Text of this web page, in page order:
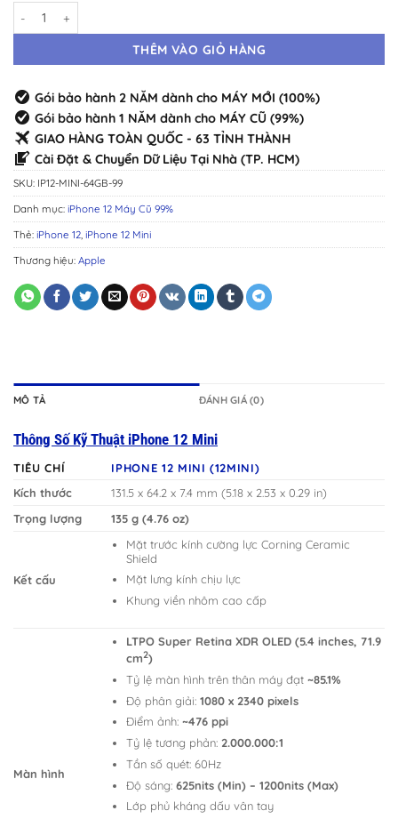
iPhone 12 Mini 64GB 99% · Máy Cũ Đẹp Như Mới số lượng
THÊM VÀO GIỎ HÀNG
Gói bảo hành 2 NĂM dành cho MÁY MỚI (100%)
Gói bảo hành 1 NĂM dành cho MÁY CŨ (99%)
GIAO HÀNG TOÀN QUỐC - 63 TỈNH THÀNH
Cài Đặt & Chuyển Dữ Liệu Tại Nhà (TP. HCM)
SKU: IP12-MINI-64GB-99
Danh mục: iPhone 12 Máy Cũ 99%
Thẻ: iPhone 12, iPhone 12 Mini
Thương hiệu: Apple
MÔ TẢ ĐÁNH GIÁ (0)
Thông Số Kỹ Thuật iPhone 12 Mini
TIÊU CHÍ
IPHONE 12 MINI (12MINI)
Kích thước
131.5 x 64.2 x 7.4 mm (5.18 x 2.53 x 0.29 in)
Trọng lượng
135 g (4.76 oz)
Kết cấu
Mặt trước kính cường lực Corning Ceramic
Shield
Mặt lưng kính chịu lực
Khung viền nhôm cao cấp
Màn hình
LTPO Super Retina XDR OLED (5.4 inches, 71.9
cm2)
Tỷ lệ màn hình trên thân máy đạt~85.1%
Độ phân giải:1080 x 2340 pixels
Điểm ảnh:~476 ppi
Tỷ lệ tương phản:2.000.000:1
Tần số quét: 60Hz
Độ sáng:625nits (Min) – 1200nits (Max)
Lớp phủ kháng dấu vân tay